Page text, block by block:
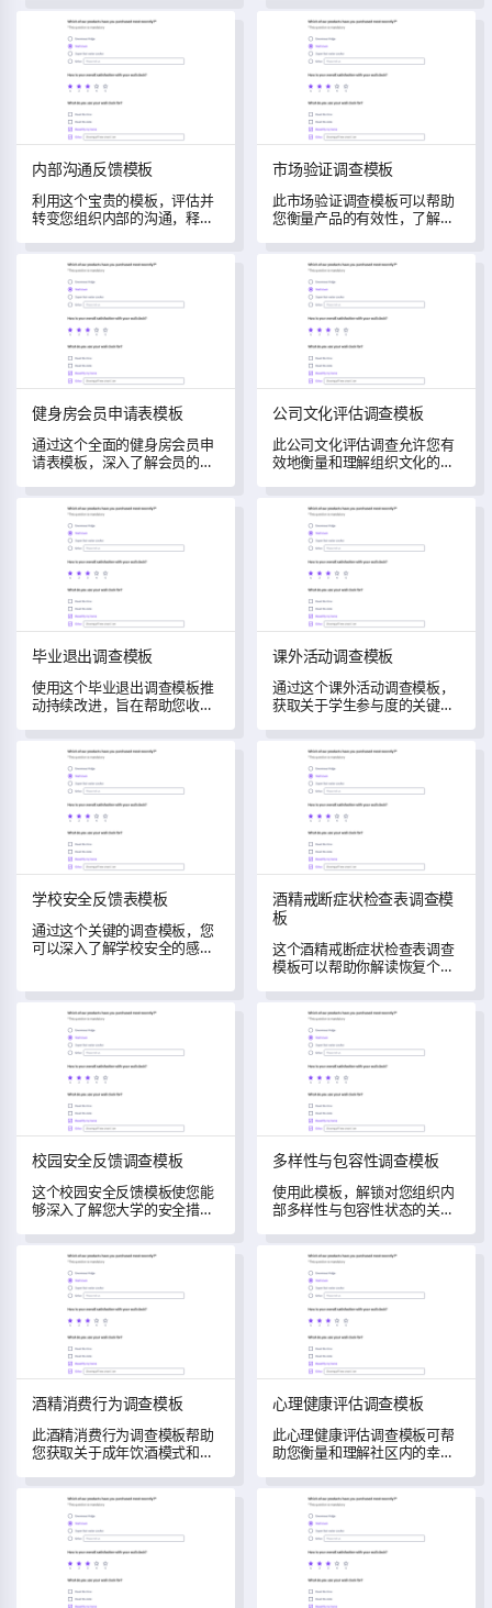
素的看法的数据。
内部沟通反馈模板
内部沟通反馈模板
利用这个宝贵的模板，评估并
转变您组织内部的沟通，释放
市场验证调查模板
市场验证调查模板
此市场验证调查模板可以帮助
您衡量产品的有效性，了解客
健身房会员申请表模板
健身房会员申请表模板
通过这个全面的健身房会员申
请表模板，深入了解会员的偏
公司文化评估调查模板
公司文化评估调查模板
此公司文化评估调查允许您有
效地衡量和理解组织文化的细
毕业退出调查模板
毕业退出调查模板
使用这个毕业退出调查模板推
动持续改进，旨在帮助您收集
备的质量。
课外活动调查模板
课外活动调查模板
通过这个课外活动调查模板，
获取关于学生参与度的关键见
学校安全反馈表模板
学校安全反馈表模板
通过这个关键的调查模板，您
可以深入了解学校安全的感知
酒精戒断症状检查表调查模板
酒精戒断症状检查表调查模
板
这个酒精戒断症状检查表调查
模板可以帮助你解读恢复个体
校园安全反馈调查模板
校园安全反馈调查模板
这个校园安全反馈模板使您能
够深入了解您大学的安全措
多样性与包容性调查模板
多样性与包容性调查模板
使用此模板，解锁对您组织内
部多样性与包容性状态的关键
酒精消费行为调查模板
酒精消费行为调查模板
此酒精消费行为调查模板帮助
您获取关于成年饮酒模式和态
心理健康评估调查模板
心理健康评估调查模板
此心理健康评估调查模板可帮
助您衡量和理解社区内的幸福
心理健康意识和策略。
车辆租赁预订表模板 财务健康检查模板